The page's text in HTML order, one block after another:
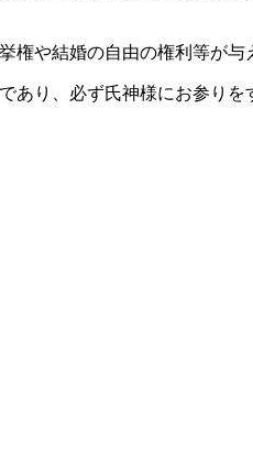
や結婚の自由の権利等が与
り、必ず氏神様にお参りを